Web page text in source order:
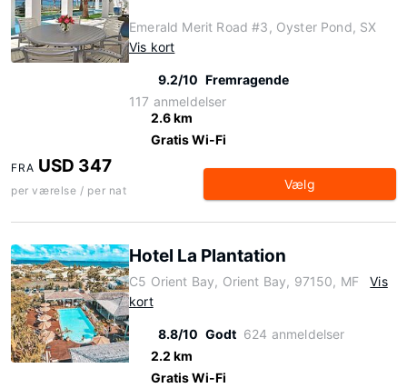
Emerald Merit Road #3, Oyster Pond, SX
Vis kort
9.2/10 Fremragende
117 anmeldelser
2.6 km
Gratis Wi-Fi
FRA USD 347
per værelse / per nat Vælg
Hotel La Plantation
C5 Orient Bay, Orient Bay, 97150, MF
Vis
kort
8.8/10 Godt 624 anmeldelser
2.2 km
Gratis Wi-Fi